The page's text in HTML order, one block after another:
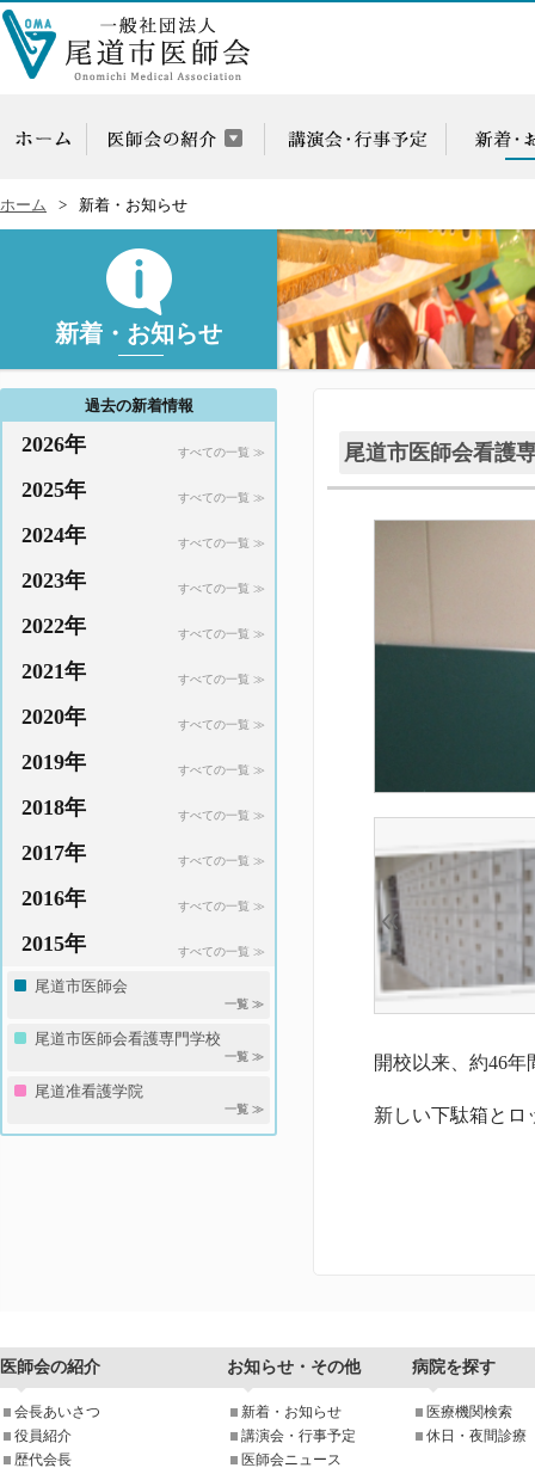
ホーム 新着・お知らせ
新着・お知らせ
尾道市医師会看護
開校以来、約46
新しい下駄箱とロ
過去の新着情報
2026年 すべての一覧 ≫
2025年 すべての一覧 ≫
2024年 すべての一覧 ≫
2023年 すべての一覧 ≫
2022年 すべての一覧 ≫
2021年 すべての一覧 ≫
2020年 すべての一覧 ≫
2019年 すべての一覧 ≫
2018年 すべての一覧 ≫
2017年 すべての一覧 ≫
2016年 すべての一覧 ≫
2015年 すべての一覧 ≫
尾道市医師会
一覧 ≫
尾道市医師会看護専門学校
一覧 ≫
尾道准看護学院
一覧 ≫
医師会の紹介 お知らせ・その他 病院を探す
会長あいさつ
役員紹介
歴代会長
新着・お知らせ
講演会・行事予定
医師会ニュース
医療機関検索
休日・夜間診療